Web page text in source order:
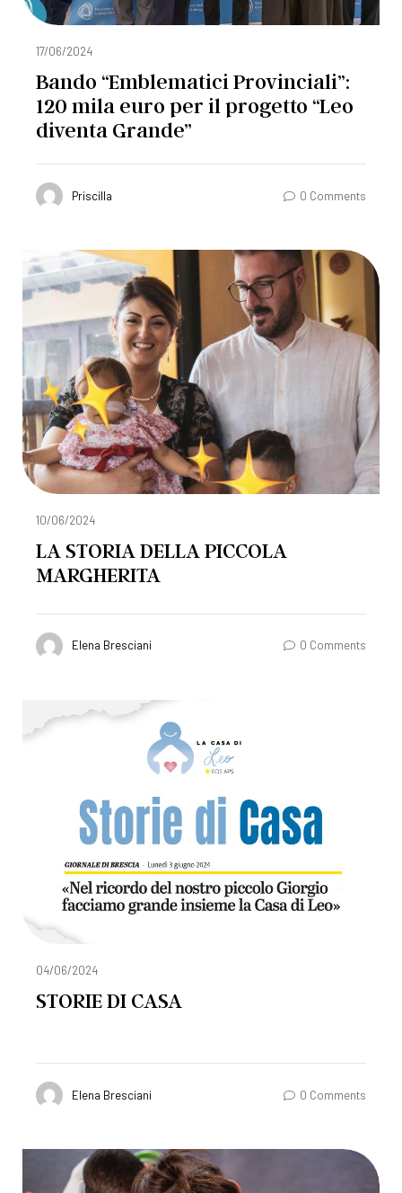
17/06/2024
Bando “Emblematici Provinciali”:
120 mila euro per il progetto “Leo
diventa Grande”
Priscilla 0 Comments
10/06/2024
LA STORIA DELLA PICCOLA
MARGHERITA
Elena Bresciani 0 Comments
04/06/2024
STORIE DI CASA
Elena Bresciani 0 Comments